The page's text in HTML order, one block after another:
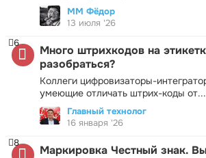
ММ Фёдор
13 июля '26
Много штрихкодов на
разобраться?
Коллеги цифровизаторы-
умеющие отличать штрих-коды от...
6
Главный технолог
16 января '26
Маркировка Честный знак.
8